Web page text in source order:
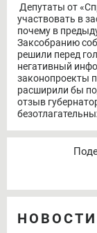
Депутаты от
участвовать в
почему в
Заксобранию
решили перед
негативный
законопроекты
расширили бы
отзыв